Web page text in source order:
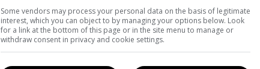
Some vendors may process your personal data on the basis of legitimate
interest, which you can object to by managing your options below. Look
for a link at the bottom of this page or in the site menu to manage or
withdraw consent in privacy and cookie settings.